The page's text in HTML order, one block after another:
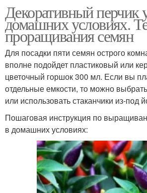
Декоративный перчик
домашних условиях.
проращивания семян
Для посадки пяти семян острого
вполне подойдет пластиковый или
цветочный горшок 300 мл. Если вы
отдельные емкости, то можно
или использовать стаканчики из-под
Пошаговая инструкция по
в домашних условиях: